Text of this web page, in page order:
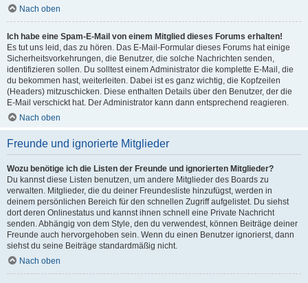
Nach oben
Ich habe eine Spam-E-Mail von einem Mitglied dieses Forums erhalten!
Es tut uns leid, das zu hören. Das E-Mail-Formular dieses Forums hat einige
Sicherheitsvorkehrungen, die Benutzer, die solche Nachrichten senden,
identifizieren sollen. Du solltest einem Administrator die komplette E-Mail, die
du bekommen hast, weiterleiten. Dabei ist es ganz wichtig, die Kopfzeilen
(Headers) mitzuschicken. Diese enthalten Details über den Benutzer, der die
E-Mail verschickt hat. Der Administrator kann dann entsprechend reagieren.
Nach oben
Freunde und ignorierte Mitglieder
Wozu benötige ich die Listen der Freunde und ignorierten Mitglieder?
Du kannst diese Listen benutzen, um andere Mitglieder des Boards zu
verwalten. Mitglieder, die du deiner Freundesliste hinzufügst, werden in
deinem persönlichen Bereich für den schnellen Zugriff aufgelistet. Du siehst
dort deren Onlinestatus und kannst ihnen schnell eine Private Nachricht
senden. Abhängig von dem Style, den du verwendest, können Beiträge deiner
Freunde auch hervorgehoben sein. Wenn du einen Benutzer ignorierst, dann
siehst du seine Beiträge standardmäßig nicht.
Nach oben